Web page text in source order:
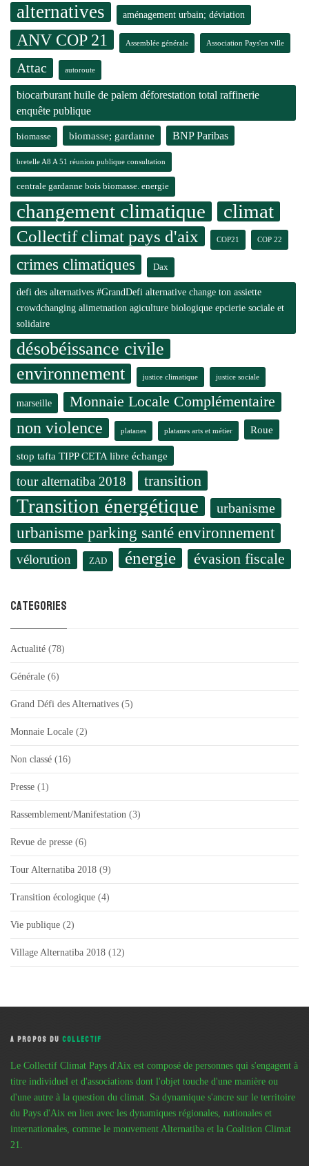
alternatives aménagement urbain; déviation
ANV COP 21 Assemblée générale Association Pays'en ville
Attac autoroute
biocarburant huile de palem déforestation total raffinerie
enquête publique
biomasse biomasse; gardanne BNP Paribas
bretelle A8 A 51 réunion publique consultation
centrale gardanne bois biomasse. energie
changement climatique climat
Collectif climat pays d'aix COP21 COP 22
crimes climatiques Dax
defi des alternatives #GrandDefi alternative change ton assiette
crowdchanging alimetnation agiculture biologique epcierie sociale et
solidaire
désobéissance civile
environnement
justice climatique justice sociale
marseille Monnaie Locale Complémentaire
non violence platanes platanes arts et métier Roue
stop tafta TIPP CETA libre échange
tour alternatiba 2018 transition
Transition énergétique urbanisme
urbanisme parking santé environnement
vélorution ZAD énergie évasion fiscale
Categories
Actualité (78)
Générale (6)
Grand Défi des Alternatives (5)
Monnaie Locale (2)
Non classé (16)
Presse (1)
Rassemblement/Manifestation (3)
Revue de presse (6)
Tour Alternatiba 2018 (9)
Transition écologique (4)
Vie publique (2)
Village Alternatiba 2018 (12)
A PROPOS DUCOLLECTIF
Le Collectif Climat Pays d'Aix est composé de personnes qui s'engagent à
titre individuel et d'associations dont l'objet touche d'une manière ou
d'une autre à la question du climat. Sa dynamique s'ancre sur le territoire
du Pays d'Aix en lien avec les dynamiques régionales, nationales et
internationales, comme le mouvement Alternatiba et la Coalition Climat
21.